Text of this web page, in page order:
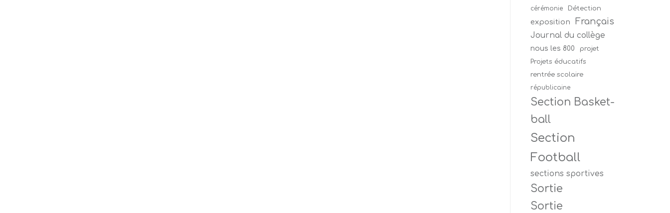
cérémonie Détection
exposition Français
Journal du collège
nous les 800
projet
Projets éducatifs
rentrée scolaire
républicaine
Section Basket-
ball
Section
Football
sections sportives
Sortie
Sortie